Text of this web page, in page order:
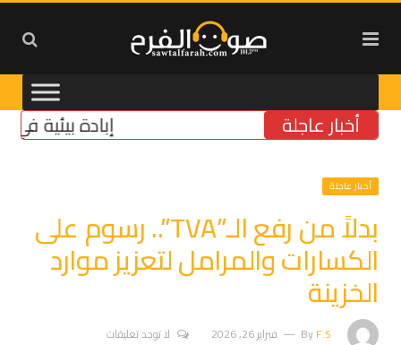
أخبار عاجلة إبادة بيئية في
أخبار عاجلة
بدلاً من رفع الـ”TVA”.. رسوم على
الكسارات والمرامل لتعزيز موارد
الخزينة
ByF.S فبراير 26, 2026 لا توجد تعليقات